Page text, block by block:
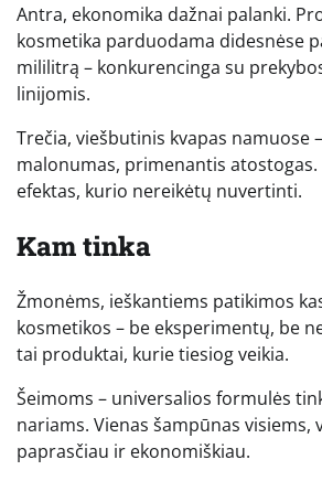
Antra, ekonomika dažnai palanki.
kosmetika parduodama didesnėse
mililitrą – konkurencinga su
linijomis.
Trečia, viešbutinis kvapas namuose
malonumas, primenantis atostogas.
efektas, kurio nereikėtų nuvertinti.
Kam tinka
Žmonėms, ieškantiems patikimos
kosmetikos – be eksperimentų, be
tai produktai, kurie tiesiog veikia.
Šeimoms – universalios formulės
nariams. Vienas šampūnas visiems,
paprasčiau ir ekonomiškiau.